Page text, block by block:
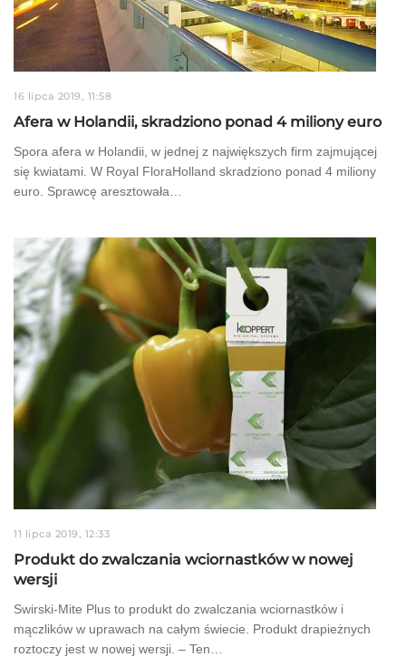
16 lipca 2019, 11:58
Afera w Holandii, skradziono ponad 4 miliony euro
Spora afera w Holandii, w jednej z największych firm zajmującej
się kwiatami. W Royal FloraHolland skradziono ponad 4 miliony
euro. Sprawcę aresztowała…
11 lipca 2019, 12:33
Produkt do zwalczania wciornastków w nowej
wersji
Swirski-Mite Plus to produkt do zwalczania wciornastków i
mączlików w uprawach na całym świecie. Produkt drapieżnych
roztoczy jest w nowej wersji. – Ten…